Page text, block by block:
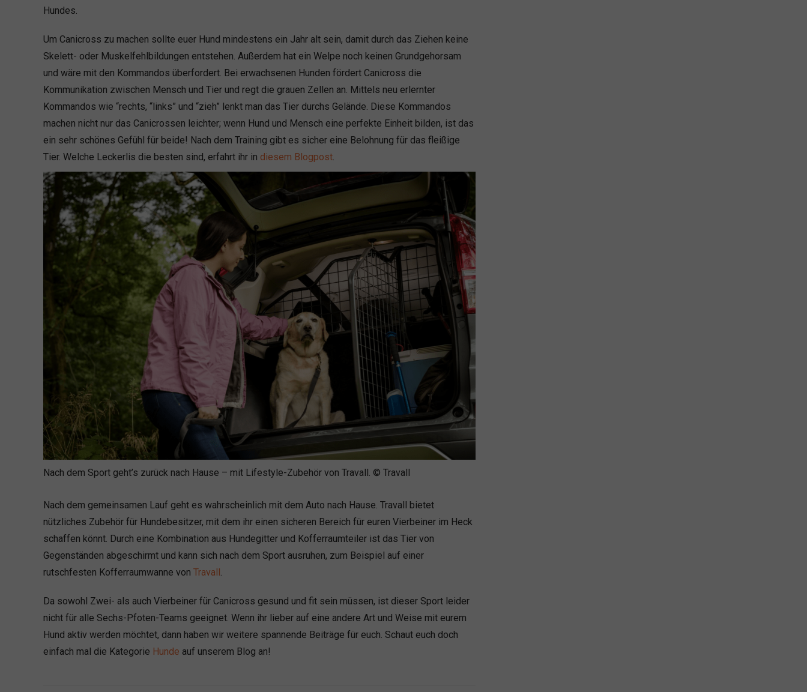
Hundes.
Um Canicross zu machen sollte euer Hund mindestens ein Jahr alt sein, damit durch das Ziehen keine
Skelett- oder Muskelfehlbildungen entstehen. Außerdem hat ein Welpe noch keinen Grundgehorsam
und wäre mit den Kommandos überfordert. Bei erwachsenen Hunden fördert Canicross die
Kommunikation zwischen Mensch und Tier und regt die grauen Zellen an. Mittels neu erlernter
Kommandos wie “rechts, “links” und “zieh” lenkt man das Tier durchs Gelände. Diese Kommandos
machen nicht nur das Canicrossen leichter; wenn Hund und Mensch eine perfekte Einheit bilden, ist das
ein sehr schönes Gefühl für beide! Nach dem Training gibt es sicher eine Belohnung für das fleißige
Tier. Welche Leckerlis die besten sind, erfahrt ihr in diesem Blogpost
Nach dem Sport geht’s zurück nach Hause – mit Lifestyle-Zubehör von Travall. © Travall
Nach dem gemeinsamen Lauf geht es wahrscheinlich mit dem Auto nach Hause. Travall bietet
nützliches Zubehör für Hundebesitzer, mit dem ihr einen sicheren Bereich für euren Vierbeiner im Heck
schaffen könnt. Durch eine Kombination aus Hundegitter und Kofferraumteiler ist das Tier von
Gegenständen abgeschirmt und kann sich nach dem Sport ausruhen, zum Beispiel auf einer
rutschfesten Kofferraumwanne von Travall.
Da sowohl Zwei- als auch Vierbeiner für Canicross gesund und fit sein müssen, ist dieser Sport leider
nicht für alle Sechs-Pfoten-Teams geeignet. Wenn ihr lieber auf eine andere Art und Weise mit eurem
Hund aktiv werden möchtet, dann haben wir weitere spannende Beiträge für euch. Schaut euch doch
einfach mal die Kategorie Hunde auf unserem Blog an!